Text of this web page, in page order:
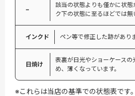
−
該当の状態よりも僅かに状
ク下の状態に至るほどでは無
インクド ペン等で修正した跡があり
日焼け
表裏が日光やショーケースの
め、薄くなっています。
※これらは当店の基準での状態表です